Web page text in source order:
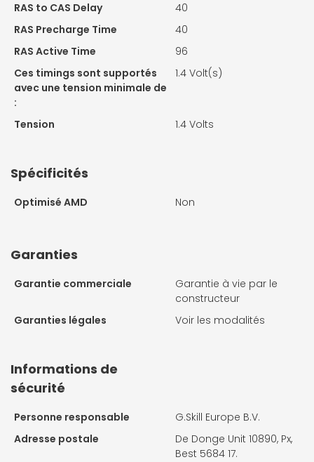
RAS to CAS Delay
40
RAS Precharge Time
40
RAS Active Time
96
Ces timings sont supportés
avec une tension minimale de
:
1.4 Volt(s)
Tension 1.4 Volts
Spécificités
Optimisé AMD Non
Garanties
Garantie commerciale
Garantie à vie par le
constructeur
Garanties légales
Voir les modalités
Informations de
sécurité
Personne responsable
G.Skill Europe B.V.
Adresse postale
De Donge Unit 10890, Px,
Best 5684 17.